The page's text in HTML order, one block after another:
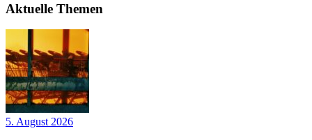
Aktuelle Themen
5. August 2026